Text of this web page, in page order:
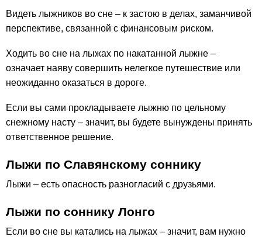
Видеть лыжников во сне – к застою в делах, заманчивой
перспективе, связанной с финансовым риском.
Ходить во сне на лыжах по накатанной лыжне –
означает наяву совершить нелегкое путешествие или
неожиданно оказаться в дороге.
Если вы сами прокладываете лыжню по цельному
снежному насту – значит, вы будете вынуждены принять
ответственное решение.
Лыжи по Славянскому соннику
Лыжи – есть опасность разногласий с друзьями.
Лыжи по соннику Лонго
Если во сне вы катались на лыжах – значит, вам нужно